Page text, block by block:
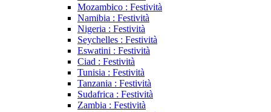
Mozambico : Festività
Namibia : Festività
Nigeria : Festività
Seychelles : Festività
Eswatini : Festività
Ciad : Festività
Tunisia : Festività
Tanzania : Festività
Sudafrica : Festività
Zambia : Festività